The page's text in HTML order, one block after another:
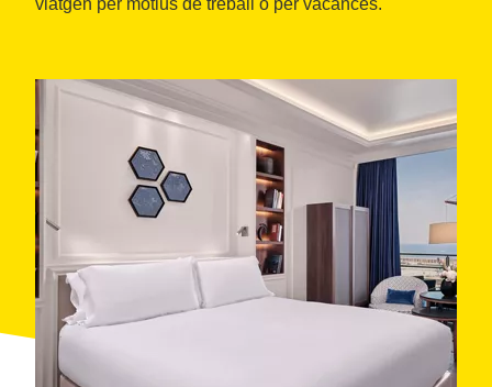
viatgen per motius de treball o per vacances.